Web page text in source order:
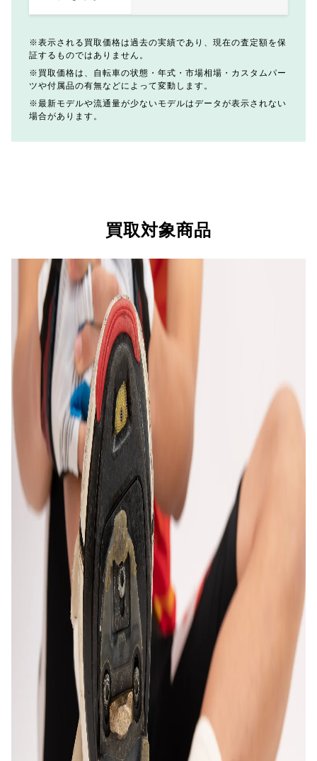
表示される買取価格は過去の実績であり、現在の査定額を保
証するものではありません。
買取価格は、自転車の状態・年式・市場相場・カスタムパー
ツや付属品の有無などによって変動します。
最新モデルや流通量が少ないモデルはデータが表示されない
場合があります。
買取対象商品